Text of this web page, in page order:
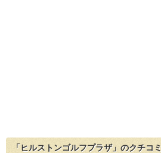
「ヒルストンゴルフプラザ」のクチコミ